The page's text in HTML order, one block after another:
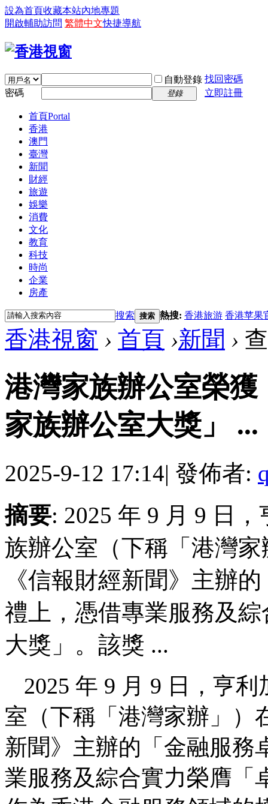
設為首頁收藏本站內地專題
開啟輔助訪問 繁體中文快捷導航
自動登錄 找回密碼
密碼
登錄 立即註冊
首頁Portal
香港
澳門
臺灣
新聞
財經
旅遊
娛樂
消費
文化
教育
科技
時尚
企業
房產
搜索 搜索 熱搜: 香港旅游 香港苹果
香港視窗 › 首頁 ›新聞 ›
港灣家族辦公室榮
家族辦公室大獎」 ...
2025-9-12 17:14| 發佈者:
摘要: 2025 年 9 月 9 日
族辦公室（下稱「港灣
《信報財經新聞》主辦
禮上，憑借專業服務及
大獎」。該獎 ...
2025 年 9 月 9 日，亨
室（下稱「港灣家辦」）
新聞》主辦的「金融服務
業服務及綜合實力榮膺「